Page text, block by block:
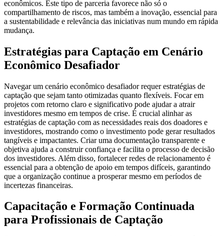
econômicos. Este tipo de parceria favorece não só o
compartilhamento de riscos, mas também a inovação, essencial para
a sustentabilidade e relevância das iniciativas num mundo em rápida
mudança.
Estratégias para Captação em Cenário
Econômico Desafiador
Navegar um cenário econômico desafiador requer estratégias de
captação que sejam tanto otimizadas quanto flexíveis. Focar em
projetos com retorno claro e significativo pode ajudar a atrair
investidores mesmo em tempos de crise. É crucial alinhar as
estratégias de captação com as necessidades reais dos doadores e
investidores, mostrando como o investimento pode gerar resultados
tangíveis e impactantes. Criar uma documentação transparente e
objetiva ajuda a construir confiança e facilita o processo de decisão
dos investidores. Além disso, fortalecer redes de relacionamento é
essencial para a obtenção de apoio em tempos difíceis, garantindo
que a organização continue a prosperar mesmo em períodos de
incertezas financeiras.
Capacitação e Formação Continuada
para Profissionais de Captação